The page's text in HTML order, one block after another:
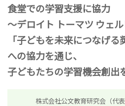
食堂での学習支援に協力
～デロイト トーマツ ウェ
「子どもを未来につなげる
への協力を通じ、
子どもたちの学習機会創出
株式会社公文教育研究会（代